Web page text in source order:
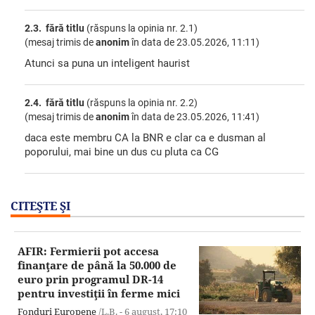
2.3. fără titlu (răspuns la opinia nr. 2.1)
(mesaj trimis deanonimîn data de23.05.2026, 11:11)
Atunci sa puna un inteligent haurist
2.4. fără titlu (răspuns la opinia nr. 2.2)
(mesaj trimis deanonimîn data de23.05.2026, 11:41)
daca este membru CA la BNR e clar ca e dusman al
poporului, mai bine un dus cu pluta ca CG
CITEŞTE ŞI
AFIR: Fermierii pot accesa
finanţare de până la 50.000 de
euro prin programul DR-14
pentru investiţii în ferme mici
Fonduri Europene/L.B. -6 august, 17:10